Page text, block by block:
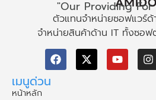
"Our Providing For
ตัวแทนจำหน่ายซอฟแวร์ด้
จำหน่ายสินค้าด้าน IT ทั้งซอฟ
เมนูด่วน
หน้าหลัก